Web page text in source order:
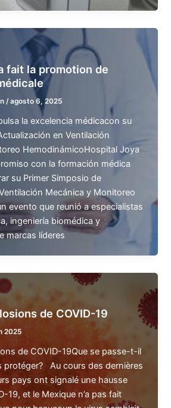
fait la promotion de
/agosto 6, 2025
la excelencia médicacon su
en Ventilación
HemodinámicoHospital Joya
con la formación médica
su Primer Simposio de
Mecánica y Monitoreo
evento que reunió a especialistas
ingeniería biomédica y
marcas líderes
de COVID-19
2025
de COVID-19Que se passe-t-il
protéger? Au cours des dernières
pays ont signalé une hausse
19, et le Mexique n’a pas fait